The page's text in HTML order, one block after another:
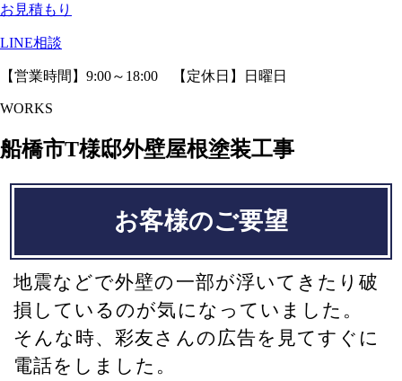
お見積もり
LINE相談
【営業時間】9:00～18:00 【定休日】日曜日
WORKS
船橋市T様邸外壁屋根塗装工事
お客様のご要望
地震などで外壁の一部が浮いてきたり破
損しているのが気になっていました。
そんな時、彩友さんの広告を見てすぐに
電話をしました。